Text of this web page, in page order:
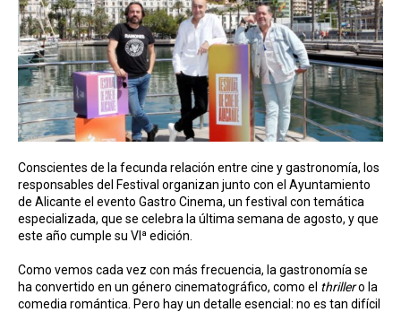
Conscientes de la fecunda relación entre cine y gastronomía, los
responsables del Festival organizan junto con el Ayuntamiento
de Alicante el evento Gastro Cinema, un festival con temática
especializada, que se celebra la última semana de agosto, y que
este año cumple su VIª edición.
Como vemos cada vez con más frecuencia, la gastronomía se
ha convertido en un género cinematográfico, como el thrillero la
comedia romántica. Pero hay un detalle esencial: no es tan difícil